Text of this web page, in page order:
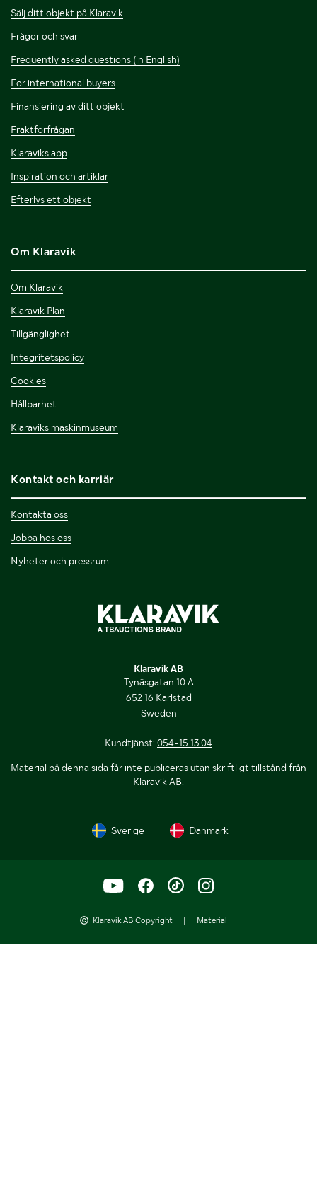
Sälj ditt objekt på Klaravik
Frågor och svar
Frequently asked questions (in English)
For international buyers
Finansiering av ditt objekt
Fraktförfrågan
Klaraviks app
Inspiration och artiklar
Efterlys ett objekt
Om Klaravik
Om Klaravik
Klaravik Plan
Tillgänglighet
Integritetspolicy
Cookies
Hållbarhet
Klaraviks maskinmuseum
Kontakt och karriär
Kontakta oss
Jobba hos oss
Nyheter och pressrum
Klaravik AB
Tynäsgatan 10 A
652 16 Karlstad
Sweden
Kundtjänst: 054-15 13 04
Material på denna sida får inte publiceras utan skriftligt tillstånd från
Klaravik AB.
Sverige Danmark
Klaravik AB Copyright | Material